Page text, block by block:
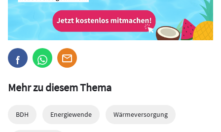
Mehr zu diesem Thema
BDH Energiewende Wärmeversorgung